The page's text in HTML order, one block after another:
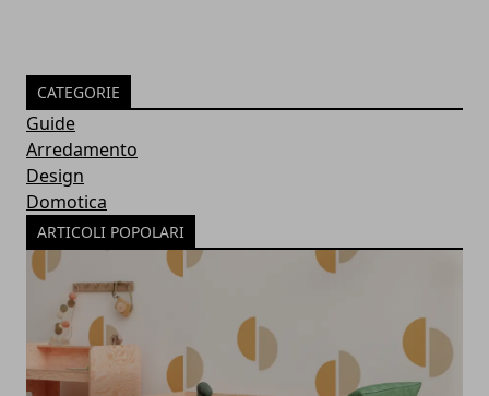
CATEGORIE
Guide
Arredamento
Design
Domotica
ARTICOLI POPOLARI